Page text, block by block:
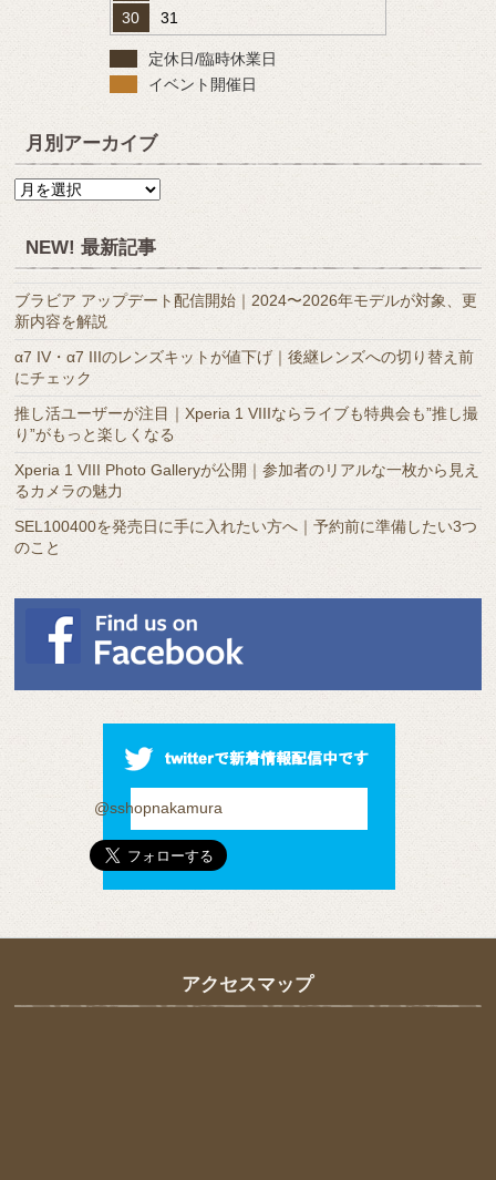
30
31
定休日/臨時休業日
イベント開催日
月別アーカイブ
月
ー
カ
イ
ブ
NEW! 最新記事
ブラビア アップデート配信開始｜2024〜2026年モデルが対象、更
新内容を解説
α7 IV・α7 IIIのレンズキットが値下げ｜後継レンズへの切り替え前
にチェック
推し活ユーザーが注目｜Xperia 1 VIIIならライブも特典会も”推し撮
り”がもっと楽しくなる
Xperia 1 VIII Photo Galleryが公開｜参加者のリアルな一枚から見え
るカメラの魅力
SEL100400を発売日に手に入れたい方へ｜予約前に準備したい3つ
のこと
@sshopnakamura
アクセスマップ